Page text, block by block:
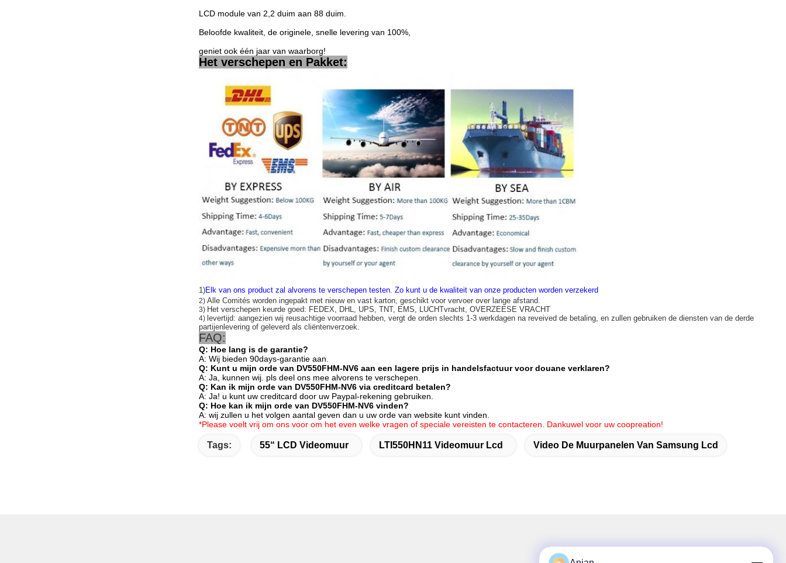
LCD module van 2,2 duim aan 88 duim.
Beloofde kwaliteit, de originele, snelle levering van 100%,
geniet ook één jaar van waarborg!
Het verschepen en Pakket:
1)Elk van ons product zal alvorens te verschepen testen. Zo kunt u de kwaliteit van onze producten worden verzekerd
2) Alle Comités worden ingepakt met nieuw en vast karton, geschikt voor vervoer over lange afstand.
3) Het verschepen keurde goed: FEDEX, DHL, UPS, TNT, EMS, LUCHTvracht, OVERZEESE VRACHT
4) levertijd: aangezien wij reusachtige voorraad hebben, vergt de orden slechts 1-3 werkdagen na reveived de betaling, en zullen gebruiken de diensten van de derde
partijenlevering of geleverd als cliëntenverzoek.
FAQ:
Q: Hoe lang is de garantie?
A: Wij bieden 90days-garantie aan.
Q: Kunt u mijn orde van DV550FHM-NV6 aan een lagere prijs in handelsfactuur voor douane verklaren?
A: Ja, kunnen wij. pls deel ons mee alvorens te verschepen.
Q: Kan ik mijn orde van DV550FHM-NV6 via creditcard betalen?
A: Ja! u kunt uw creditcard door uw Paypal-rekening gebruiken.
Q: Hoe kan ik mijn orde van DV550FHM-NV6 vinden?
A: wij zullen u het volgen aantal geven dan u uw orde van website kunt vinden.
*Please voelt vrij om ons voor om het even welke vragen of speciale vereisten te contacteren. Dankuwel voor uw coopreation!
Tags: 55“ LCD Videomuur LTI550HN11 Videomuur Lcd Video De Muurpanelen Van Samsung Lcd